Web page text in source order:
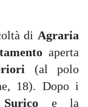
di Agraria
aperta
(al polo
18). Dopo i
e la